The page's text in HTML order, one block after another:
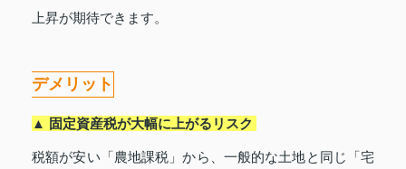
上昇が期待できます。
デメリット
▲ 固定資産税が大幅に上がるリスク
税額が安い「農地課税」から、一般的な土地と同じ「宅